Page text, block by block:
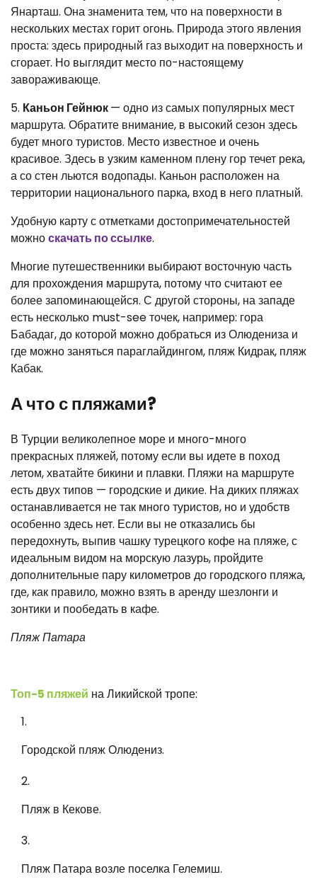
Янарташ. Она знаменита тем, что на поверхности в
нескольких местах горит огонь. Природа этого явления
проста: здесь природный газ выходит на поверхность и
сгорает. Но выглядит место по-настоящему
завораживающе.
5. Каньон Гейнюк— одно из самых популярных мест
маршрута. Обратите внимание, в высокий сезон здесь
будет много туристов. Место известное и очень
красивое. Здесь в узким каменном плену гор течет река,
а со стен льются водопады. Каньон расположен на
территории национального парка, вход в него платный.
Удобную карту с отметками достопримечательностей
можноскачать по ссылке.
Многие путешественники выбирают восточную часть
для прохождения маршрута, потому что считают ее
более запоминающейся. С другой стороны, на западе
есть несколько must-see точек, например: гора
Бабадаг, до которой можно добраться из Олюдениза и
где можно заняться параглайдингом, пляж Кидрак, пляж
Кабак.
А что с пляжами?
В Турции великолепное море и много-много
прекрасных пляжей, потому если вы идете в поход
летом, хватайте бикини и плавки. Пляжи на маршруте
есть двух типов — городские и дикие. На диких пляжах
останавливается не так много туристов, но и удобств
особенно здесь нет. Если вы не отказались бы
передохнуть, выпив чашку турецкого кофе на пляже, с
идеальным видом на морскую лазурь, пройдите
дополнительные пару километров до городского пляжа,
где, как правило, можно взять в аренду шезлонги и
зонтики и пообедать в кафе.
Пляж Патара
Топ-5 пляжей на Ликийской тропе:
Городской пляж Олюдениз.
Пляж в Кекове.
Пляж Патара возле поселка Гелемиш.